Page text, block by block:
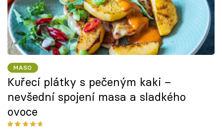
MASO
Kuřecí plátky s pečeným kaki –
nevšední spojení masa a sladkého
ovoce